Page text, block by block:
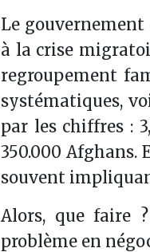
Le gouvernement
à la crise
regroupement
systématiques,
par les chiffres :
350.000 Afghans.
souvent
Alors, que faire
problème en